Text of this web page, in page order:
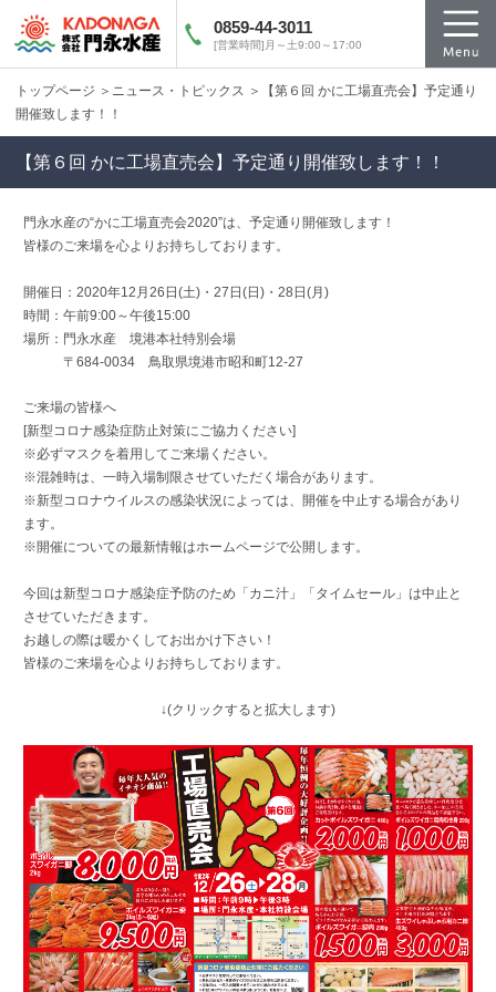
0859-44-3011
[営業時間]月～土9:00～17:00
トップページ ニュース・トピックス
【第６回 かに工場直売会】予定通り
開催致します！！
【第６回 かに工場直売会】予定通り開催致します！！
門永水産の“かに工場直売会2020”は、予定通り開催致します！
皆様のご来場を心よりお持ちしております。
開催日：2020年12月26日(土)・27日(日)・28日(月)
時間：午前9:00～午後15:00
場所：門永水産 境港本社特別会場
〒684-0034 鳥取県境港市昭和町12-27
ご来場の皆様へ
[新型コロナ感染症防止対策にご協力ください]
※必ずマスクを着用してご来場ください。
※混雑時は、一時入場制限させていただく場合があります。
※新型コロナウイルスの感染状況によっては、開催を中止する場合があり
ます。
※開催についての最新情報はホームページで公開します。
今回は新型コロナ感染症予防のため「カニ汁」「タイムセール」は中止と
させていただきます。
お越しの際は暖かくしてお出かけ下さい！
皆様のご来場を心よりお持ちしております。
↓(クリックすると拡大します)